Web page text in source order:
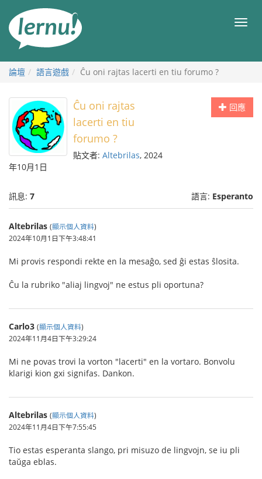
目
論壇 語言遊戲 Ĉu oni rajtas lacerti en tiu forumo ?
回應
Ĉu oni rajtas
lacerti en tiu
forumo ?
貼文者: Altebrilas, 2024
年10月1日
訊息: 7 語言: Esperanto
Altebrilas (顯示個人資料)
2024年10月1日下午3:48:41
Mi provis respondi rekte en la mesaĝo, sed ĝi estas ŝlosita.
Ĉu la rubriko "aliaj lingvoj" ne estus pli oportuna?
Carlo3 (顯示個人資料)
2024年11月4日下午3:29:24
Mi ne povas trovi la vorton "lacerti" en la vortaro. Bonvolu
klarigi kion gxi signifas. Dankon.
Altebrilas (顯示個人資料)
2024年11月4日下午7:55:45
Tio estas esperanta slango, pri misuzo de lingvojn, se iu pli
taŭga eblas.